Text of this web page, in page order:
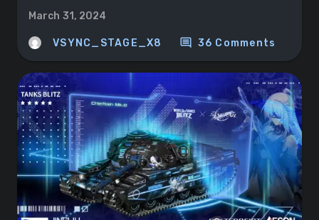
March 31, 2024
VSYNC_STAGE_X8 comment 36 Comments